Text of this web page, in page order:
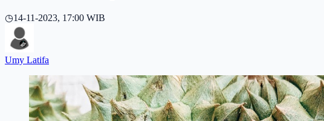
◷14-11-2023, 17:00 WIB
Umy Latifa